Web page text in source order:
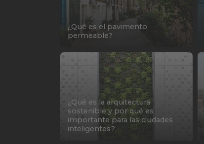
¿Qué es el pavimento
permeable?
¿Qué es la arquitectura
sostenible y por qué es
importante para las ciudades
inteligentes?